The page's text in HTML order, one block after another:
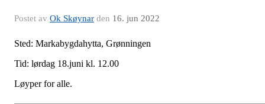
Postet av Ok Skøynar den 16. jun 2022
Sted: Markabygdahytta, Grønningen
Tid: lørdag 18.juni kl. 12.00
Løyper for alle.